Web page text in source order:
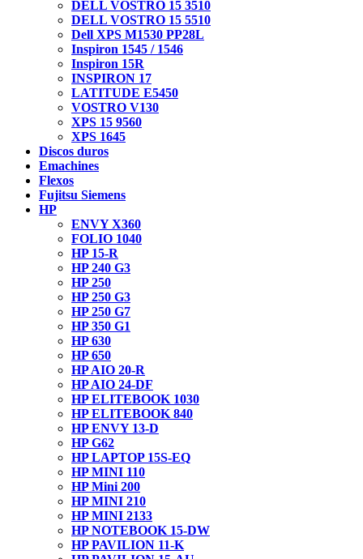
DELL VOSTRO 15 3510
DELL VOSTRO 15 5510
Dell XPS M1530 PP28L
Inspiron 1545 / 1546
Inspiron 15R
INSPIRON 17
LATITUDE E5450
VOSTRO V130
XPS 15 9560
XPS 1645
Discos duros
Emachines
Flexos
Fujitsu Siemens
HP
ENVY X360
FOLIO 1040
HP 15-R
HP 240 G3
HP 250
HP 250 G3
HP 250 G7
HP 350 G1
HP 630
HP 650
HP AIO 20-R
HP AIO 24-DF
HP ELITEBOOK 1030
HP ELITEBOOK 840
HP ENVY 13-D
HP G62
HP LAPTOP 15S-EQ
HP MINI 110
HP Mini 200
HP MINI 210
HP MINI 2133
HP NOTEBOOK 15-DW
HP PAVILION 11-K